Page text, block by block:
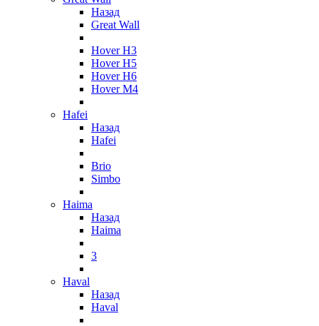
Назад
Great Wall
Hover H3
Hover H5
Hover H6
Hover M4
Hafei
Назад
Hafei
Brio
Simbo
Haima
Назад
Haima
3
Haval
Назад
Haval